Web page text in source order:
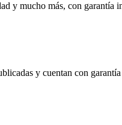
y mucho más, con garantía
y cuentan con